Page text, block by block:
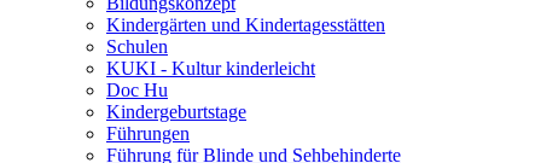
Kindergärten und Kindertagesstätten
Schulen
KUKI - Kultur kinderleicht
Doc Hu
Kindergeburtstage
Führungen
Führung für Blinde und Sehbehinderte